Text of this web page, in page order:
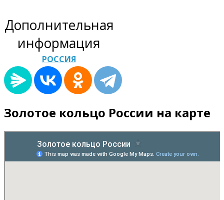
Дополнительная
информация
РОССИЯ
Золотое кольцо России на карте